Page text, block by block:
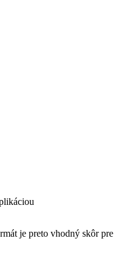
je preto vhodný skôr pre